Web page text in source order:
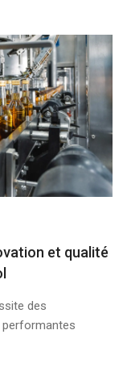
et qualité
des